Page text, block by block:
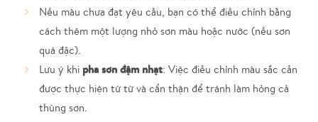
Nếu màu chưa đạt yêu cầu, bạn có thể điều chỉnh bằng
cách thêm một lượng nhỏ sơn màu hoặc nước (nếu sơn
quá đặc).
Lưu ý khi pha sơn đậm nhạt: Việc điều chỉnh màu sắc cần
được thực hiện từ từ và cẩn thận để tránh làm hỏng cả
thùng sơn.